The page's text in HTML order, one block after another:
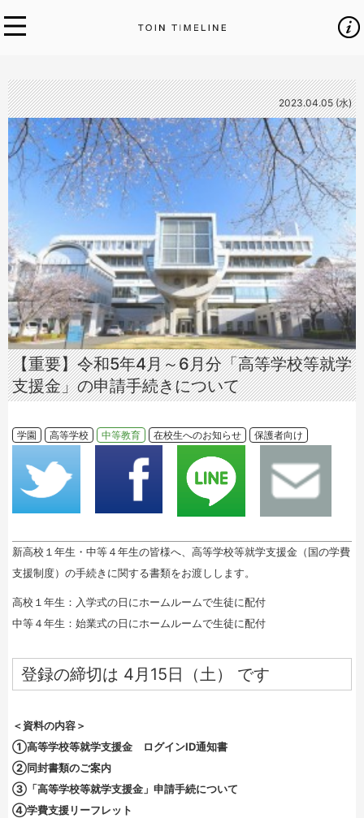
2023.04.05 (水)
【重要】令和5年4月～6月分「高等学校等就学
支援金」の申請手続きについて
学園 高等学校 中等教育 在校生へのお知らせ 保護者向け
新高校１年生・中等４年生の皆様へ、高等学校等就学支援金（国の学費
支援制度）の手続きに関する書類をお渡しします。
高校１年生：入学式の日にホームルームで生徒に配付
中等４年生：始業式の日にホームルームで生徒に配付
登録の締切は 4月15日（土） です
＜資料の内容＞
①高等学校等就学支援金 ログインID通知書
②同封書類のご案内
③「高等学校等就学支援金」申請手続について
④学費支援リーフレット